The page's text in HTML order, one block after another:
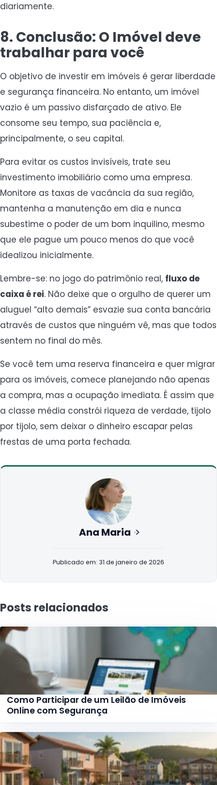
diariamente.
8. Conclusão: O Imóvel deve
trabalhar para você
O objetivo de investir em imóveis é gerar liberdade
e segurança financeira. No entanto, um imóvel
vazio é um passivo disfarçado de ativo. Ele
consome seu tempo, sua paciência e,
principalmente, o seu capital.
Para evitar os custos invisíveis, trate seu
investimento imobiliário como uma empresa.
Monitore as taxas de vacância da sua região,
mantenha a manutenção em dia e nunca
subestime o poder de um bom inquilino, mesmo
que ele pague um pouco menos do que você
idealizou inicialmente.
Lembre-se: no jogo do patrimônio real, fluxo de
caixa é rei. Não deixe que o orgulho de querer um
aluguel “alto demais” esvazie sua conta bancária
através de custos que ninguém vê, mas que todos
sentem no final do mês.
Se você tem uma reserva financeira e quer migrar
para os imóveis, comece planejando não apenas
a compra, mas a ocupação imediata. É assim que
a classe média constrói riqueza de verdade, tijolo
por tijolo, sem deixar o dinheiro escapar pelas
frestas de uma porta fechada.
Ana Maria
Publicado em: 31 de janeiro de 2026
Posts relacionados
Como Participar de um Leilão de Imóveis
Online com Segurança